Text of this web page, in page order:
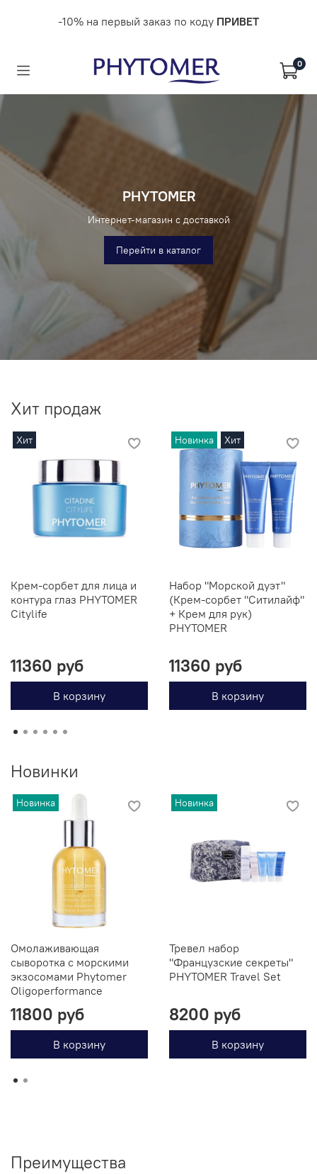
-10% на первый заказ по коду ПРИВЕТ
0
PHYTOMER
Интернет-магазин с доставкой
Перейти в каталог
Хит продаж
Хит
Крем-сорбет для лица и
контура глаз PHYTOMER
Citylife
11360 руб
В корзину
Новинка Хит
Набор "Морской дуэт"
(Крем-сорбет "Ситилайф"
+ Крем для рук)
PHYTOMER
11360 руб
В корзину
Новинки
Новинка
Омолаживающая
сыворотка с морскими
экзосомами Phytomer
Oligoperformance
11800 руб
В корзину
Новинка
Тревел набор
"Французские секреты"
PHYTOMER Travel Set
8200 руб
В корзину
Преимущества